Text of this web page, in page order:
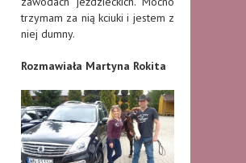
trzymam za nią kciuki i jestem z
niej dumny.
Rozmawiała Martyna Rokita